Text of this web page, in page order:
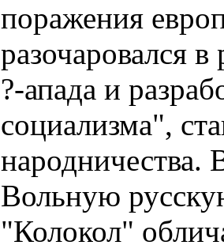
поражения
разочаровался
?-апада и
социализма",
народничества.
Вольную
"Колокол"